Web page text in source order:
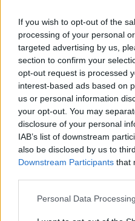
If you wish to opt-out of the
processing of your personal
targeted advertising by us,
section to confirm your
opt-out request is processed
interest-based ads based on
us or personal information
your opt-out. You may
disclosure of your personal
IAB’s list of downstream
also be disclosed by us to
Downstream Participants that
Personal Data
στο Παρίσι
σε αθλητές και
κανόνες που
Εγγραφή